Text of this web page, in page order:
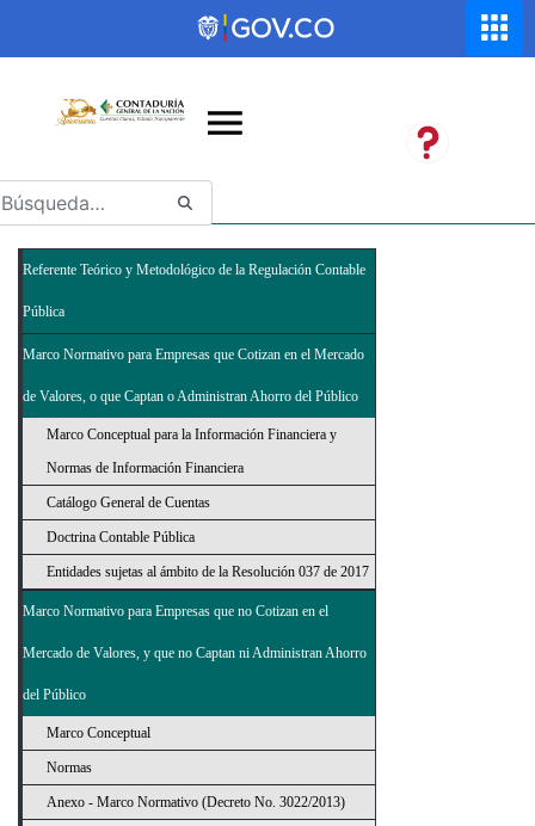
Saltar al contenido principal
Abrir menú de accesibilidad
Referente Teórico y Metodológico de la Regulación Contable
Pública
Marco Normativo para Empresas que Cotizan en el Mercado
de Valores, o que Captan o Administran Ahorro del Público
Marco Conceptual para la Información Financiera y
Normas de Información Financiera
Catálogo General de Cuentas
Doctrina Contable Pública
Entidades sujetas al ámbito de la Resolución 037 de 2017
Marco Normativo para Empresas que no Cotizan en el
Mercado de Valores, y que no Captan ni Administran Ahorro
del Público
Marco Conceptual
Normas
Anexo - Marco Normativo (Decreto No. 3022/2013)